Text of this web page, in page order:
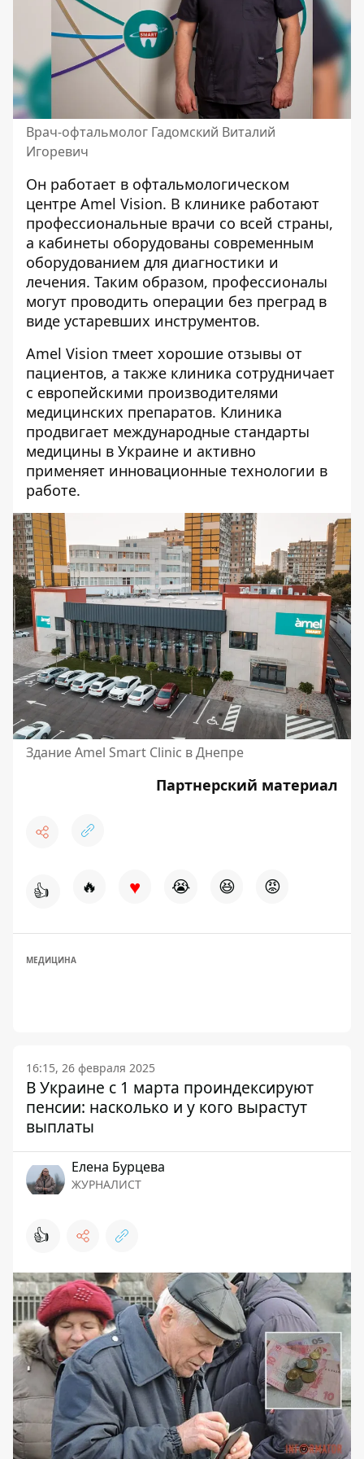
Врач-офтальмолог Гадомский Виталий
Игоревич
Он работает в офтальмологическом
центре Amel Vision. В клинике работают
профессиональные врачи со всей страны,
а кабинеты оборудованы современным
оборудованием для диагностики и
лечения. Таким образом, профессионалы
могут проводить операции без преград в
виде устаревших инструментов.
Amel Vision тмеет хорошие отзывы от
пациентов, а также клиника сотрудничает
с европейскими производителями
медицинских препаратов. Клиника
продвигает международные стандарты
медицины в Украине и активно
применяет инновационные технологии в
работе.
Здание Amel Smart Clinic в Днепре
Партнерский материал
👍 🔥 ♥ 😭 😆 😡
МЕДИЦИНА
16:15, 26 февраля 2025
В Украине с 1 марта проиндексируют
пенсии: насколько и у кого вырастут
выплаты
Елена Бурцева
ЖУРНАЛИСТ
👍